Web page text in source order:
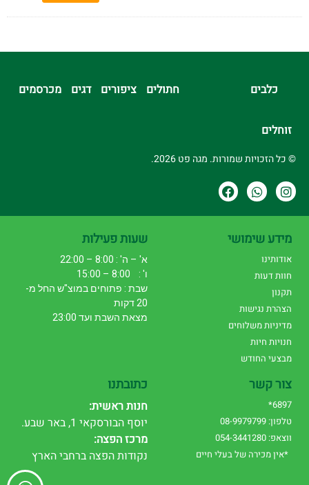
כלבים חתולים ציפורים דגים מכרסמים
זוחלים
© כל הזכויות שמורות. מגה פט 2026.
מידע שימושי
אודותינו
חוות דעות
תקנון
הצהרת נגישות
מדיניות משלוחים
חנויות חיות
מבצעי החודש
שעות פעילות
א' – ה' : 8:00 – 22:00
ו' : 8:00 – 15:00
שבת : פתוחים במוצ"ש החל מ-
20 דקות
מצאת השבת ועד 23:00
צור קשר
6897*
טלפון: 08-9979799
ווצאפ: 054-3441280
*אין מכירה של בעלי חיים
כתובתנו
חנות ראשית:
יוסף הבורסקאי 1, באר שבע.
מרכז הפצה:
נקודות הפצה ברחבי הארץ